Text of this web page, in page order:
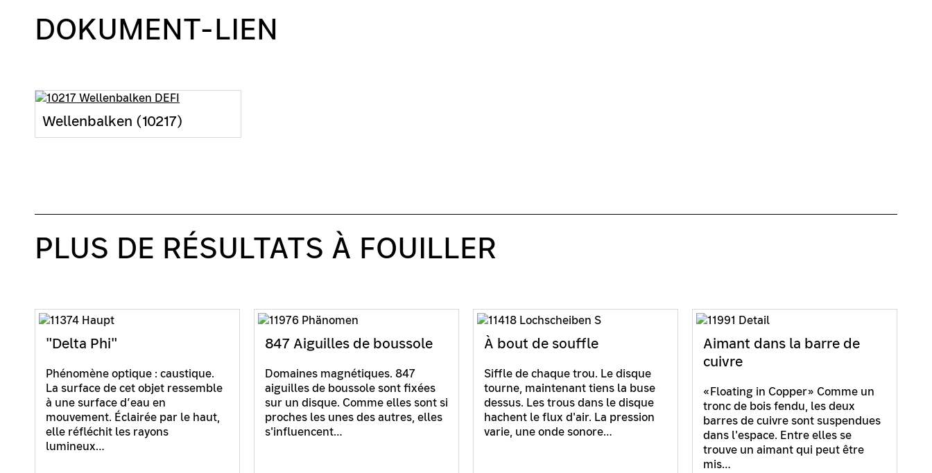
DOKUMENT-LIEN
Wellenbalken (10217)
PLUS DE RÉSULTATS À FOUILLER
"Delta Phi"
Phénomène optique : caustique.
La surface de cet objet ressemble
à une surface d’eau en
mouvement. Éclairée par le haut,
elle réfléchit les rayons
lumineux…
847 Aiguilles de boussole
Domaines magnétiques. 847
aiguilles de boussole sont fixées
sur un disque. Comme elles sont si
proches les unes des autres, elles
s'influencent…
À bout de souffle
Siffle de chaque trou. Le disque
tourne, maintenant tiens la buse
dessus. Les trous dans le disque
hachent le flux d'air. La pression
varie, une onde sonore…
Aimant dans la barre de
cuivre
«Floating in Copper» Comme un
tronc de bois fendu, les deux
barres de cuivre sont suspendues
dans l'espace. Entre elles se
trouve un aimant qui peut être
mis…